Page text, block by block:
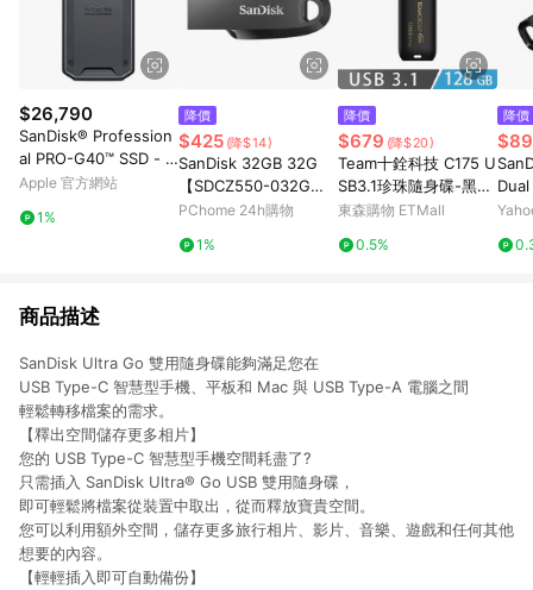
$26,790
SanDisk® Profession
al PRO-G40™ SSD - 2
TB
Apple 官方網站
1%
降價
$425 (降$14)
SanDisk 32GB 32G
【SDCZ550-032G】U
ltra Curve CZ550 US
PChome 24h購物
1%
降價
$679 (降$20)
Team十銓科技 C175 U
SB3.1珍珠隨身碟-黑色
128GB
東森購物 ETMall
0.5%
降價
pe-
商品描述
SanDisk Ultra Go 雙用隨身碟能夠滿足您在
USB Type-C 智慧型手機、平板和 Mac 與 USB Type-A 電腦之間
輕鬆轉移檔案的需求。
【釋出空間儲存更多相片】
您的 USB Type-C 智慧型手機空間耗盡了?
只需插入 SanDisk Ultra® Go USB 雙用隨身碟，
即可輕鬆將檔案從裝置中取出，從而釋放寶貴空間。
您可以利用額外空間，儲存更多旅行相片、影片、音樂、遊戲和任何其他
想要的內容。
【輕輕插入即可自動備份】